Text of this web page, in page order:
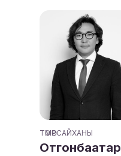
ТӨМӨРСАЙХАНЫ
Отгонбаатар